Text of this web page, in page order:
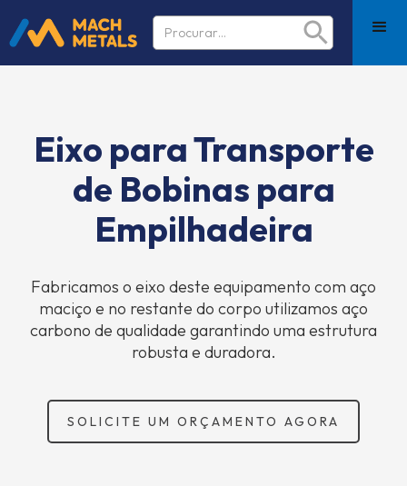
Eixo para Transporte
de Bobinas para
Empilhadeira
Fabricamos o eixo deste equipamento com aço
maciço e no restante do corpo utilizamos aço
carbono de qualidade garantindo uma estrutura
robusta e duradora.
SOLICITE UM ORÇAMENTO AGORA